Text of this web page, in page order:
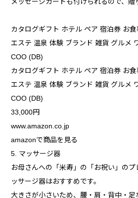
メッセージカードも付けられるので、贈
カタログギフト ホテル ペア 宿泊券 お
エステ 温泉 体験 ブランド 雑貨 グルメ
COO (DB)
カタログギフト ホテル ペア 宿泊券 お
エステ 温泉 体験 ブランド 雑貨 グルメ
COO (DB)
33,000円
www.amazon.co.jp
amazonで商品を見る
5. マッサージ器
お母さんへの「米寿」の「お祝い」の
ッサージ器はおすすめです。
大きさが小さいため、腰・肩・背中・